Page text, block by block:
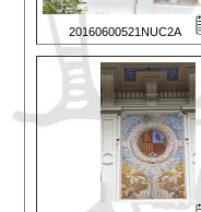
20160600521NUC2A